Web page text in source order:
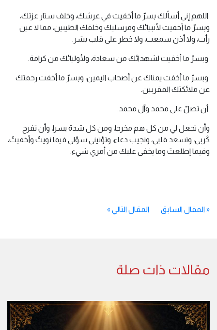
اللهم إني أسألك بسرّ ما أخفيت في عرشك، وخلف ستار عزتك،
وبسرّ ما أخفيت لأنبيائك ومرسليك وخلقك الطيبين، مما لا عين
رأت، ولا أذن سمعت، ولا خطر على قلب بشر.
وبسرّ ما أخفيت لشهدائك من سعادة، ولأوليائك من كرامة.
وبسرّ ما أخفت يمناك عن أصحاب اليمين، وبسرّ ما أخفت رحمتك
عن ملائكتك المقربين.
أن تصلّ على محمد وآل محمد.
وأن تجعل لي من كل هم مخرجا، ومن كل شدة يسرا، وأن تفرج
كَربي، وتسعد قلبي، وتجيب دعاء، وتؤتيني سؤلي فيما نويتُ وأخفيتُ،
وفيما اِطلعتَ وما يخفى عليك من أمري شيء.
«المقال السابق المقال التالي »
مقالات ذات صلة